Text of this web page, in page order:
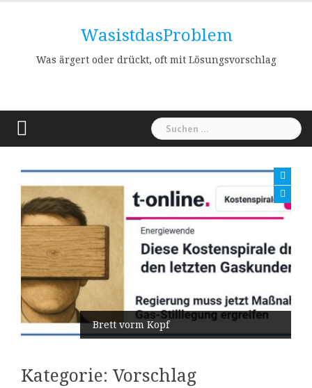
WasistdasProblem
Was ärgert oder drückt, oft mit Lösungsvorschlag
Suchen
nach:
Brett vorm Kopf
Kategorie: Vorschlag